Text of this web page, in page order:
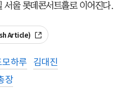
서울 롯데콘서트홀로 이어진다.
Article)
하루
김대진
장